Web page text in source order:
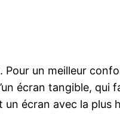
Pour un meilleur
écran tangible, qui
un écran avec la plus